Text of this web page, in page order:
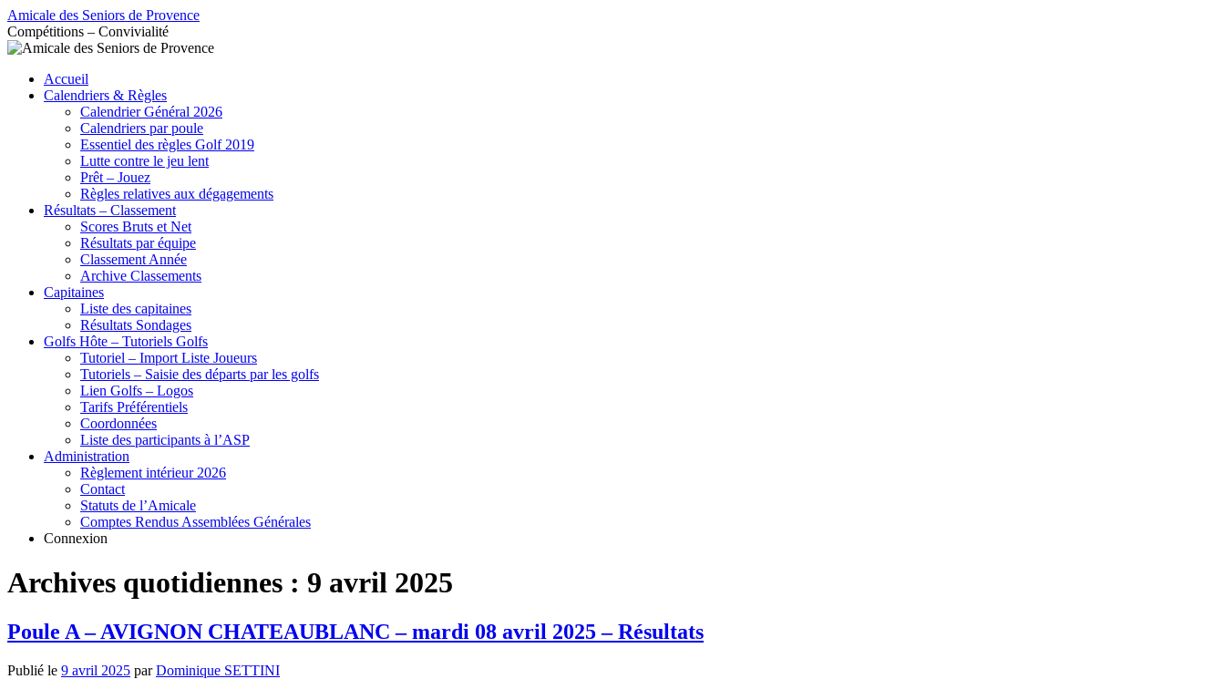
Aller
au
contenu
Amicale des Seniors de Provence
Compétitions – Convivialité
Accueil
Calendriers & Règles
Calendrier Général 2026
Calendriers par poule
Essentiel des règles Golf 2019
Lutte contre le jeu lent
Prêt – Jouez
Règles relatives aux dégagements
Résultats – Classement
Scores Bruts et Net
Résultats par équipe
Classement Année
Archive Classements
Capitaines
Liste des capitaines
Résultats Sondages
Golfs Hôte – Tutoriels Golfs
Tutoriel – Import Liste Joueurs
Tutoriels – Saisie des départs par les golfs
Lien Golfs – Logos
Tarifs Préférentiels
Coordonnées
Liste des participants à l’ASP
Administration
Règlement intérieur 2026
Contact
Statuts de l’Amicale
Comptes Rendus Assemblées Générales
Connexion
Archives quotidiennes : 9 avril 2025
Poule A – AVIGNON CHATEAUBLANC – mardi 08 avril 2025 – Résultats
Publié le 9 avril 2025 par Dominique SETTINI